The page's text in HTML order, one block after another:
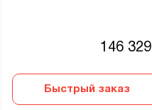
146 329
Быстрый заказ